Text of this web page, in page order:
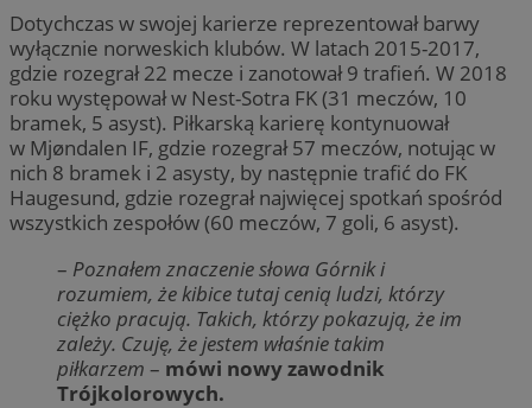
Dotychczas w swojej karierze reprezentował barwy
wyłącznie norweskich klubów. W latach 2015-2017,
gdzie rozegrał 22 mecze i zanotował 9 trafień. W 2018
roku występował w Nest-Sotra FK (31 meczów, 10
bramek, 5 asyst). Piłkarską karierę kontynuował
w Mjøndalen IF, gdzie rozegrał 57 meczów, notując w
nich 8 bramek i 2 asysty, by następnie trafić do FK
Haugesund, gdzie rozegrał najwięcej spotkań spośród
wszystkich zespołów (60 meczów, 7 goli, 6 asyst).
– Poznałem znaczenie słowa Górnik i
rozumiem, że kibice tutaj cenią ludzi, którzy
ciężko pracują. Takich, którzy pokazują, że im
zależy. Czuję, że jestem właśnie takim
piłkarzem – mówi nowy zawodnik
Trójkolorowych.